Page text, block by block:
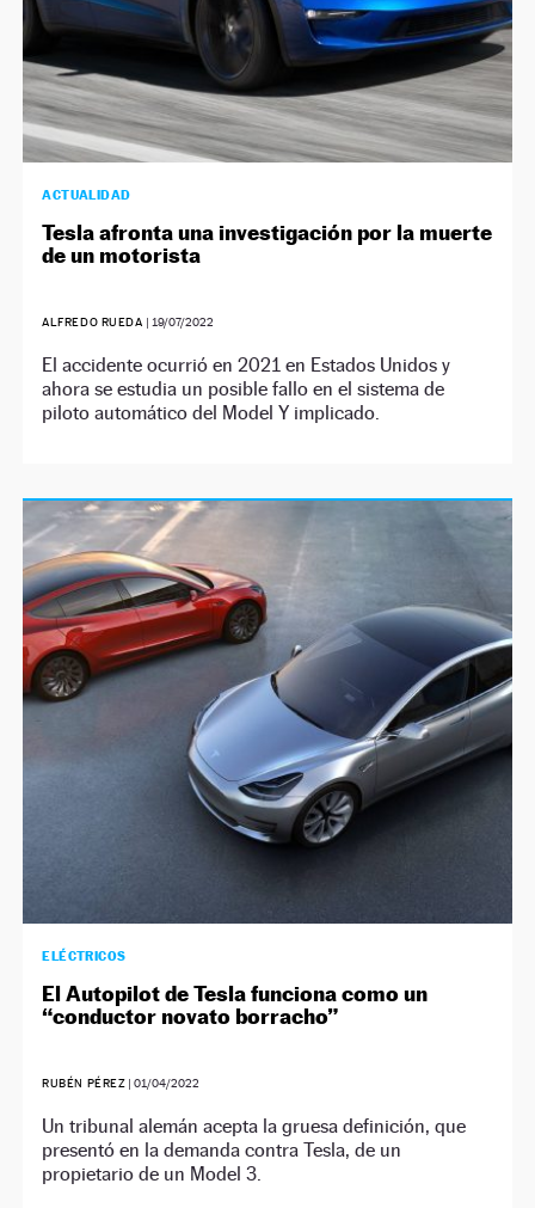
ACTUALIDAD
Tesla afronta una investigación por la muerte
de un motorista
ALFREDO RUEDA | 19/07/2022
El accidente ocurrió en 2021 en Estados Unidos y
ahora se estudia un posible fallo en el sistema de
piloto automático del Model Y implicado.
ELÉCTRICOS
El Autopilot de Tesla funciona como un
“conductor novato borracho”
RUBÉN PÉREZ |01/04/2022
Un tribunal alemán acepta la gruesa definición, que
presentó en la demanda contra Tesla, de un
propietario de un Model 3.